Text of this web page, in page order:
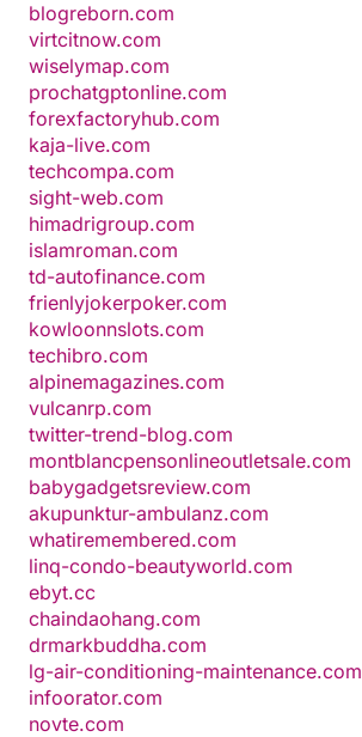
blogreborn.com
virtcitnow.com
wiselymap.com
prochatgptonline.com
forexfactoryhub.com
kaja-live.com
techcompa.com
sight-web.com
himadrigroup.com
islamroman.com
td-autofinance.com
frienlyjokerpoker.com
kowloonnslots.com
techibro.com
alpinemagazines.com
vulcanrp.com
twitter-trend-blog.com
montblancpensonlineoutletsale.com
babygadgetsreview.com
akupunktur-ambulanz.com
whatiremembered.com
linq-condo-beautyworld.com
ebyt.cc
chaindaohang.com
drmarkbuddha.com
lg-air-conditioning-maintenance.com
infoorator.com
novte.com